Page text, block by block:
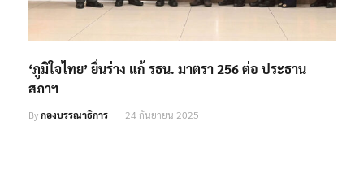
‘ภูมิใจไทย’ ยื่นร่าง แก้ รธน. มาตรา 256 ต่อ ประธาน
สภาฯ
Byกองบรรณาธิการ 24 กันยายน 2025